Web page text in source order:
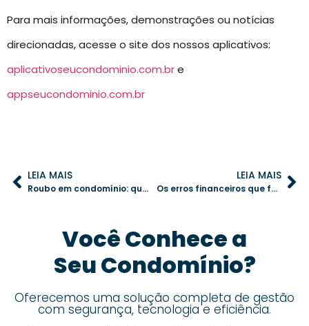
Para mais informações, demonstrações ou notícias
direcionadas, acesse o site dos nossos aplicativos:
aplicativoseucondominio.com.bre
appseucondominio.com.br
LEIA MAIS
Roubo em condomínio: quem é o responsável e como evitar problemas legais?
LEIA MAIS
Os erros financeiros que fazem seu condomínio gastar mais do que deveria
Você Conhece a
Seu Condomínio?
Oferecemos uma solução completa de gestão
com segurança, tecnologia e eficiência.